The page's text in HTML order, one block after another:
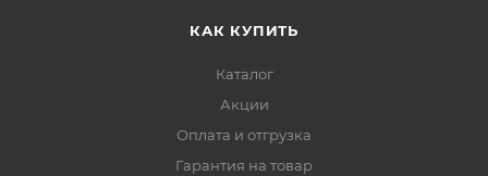
КАК КУПИТЬ
Каталог
Акции
Оплата и отгрузка
Гарантия на товар